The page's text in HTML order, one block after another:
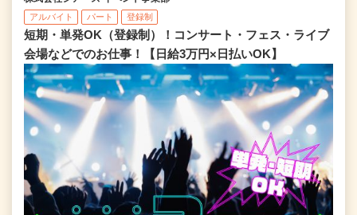
アルバイト パート 登録制
短期・単発OK（登録制）！コンサート・フェス・ライブ
会場などでのお仕事！【日給3万円×日払いOK】